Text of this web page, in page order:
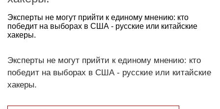
Эксперты не могут прийти к единому мнению: кто
победит на выборах в США - русские или китайские
хакеры.
Эксперты не могут прийти к единому мнению: кто
победит на выборах в США - русские или китайские
хакеры.